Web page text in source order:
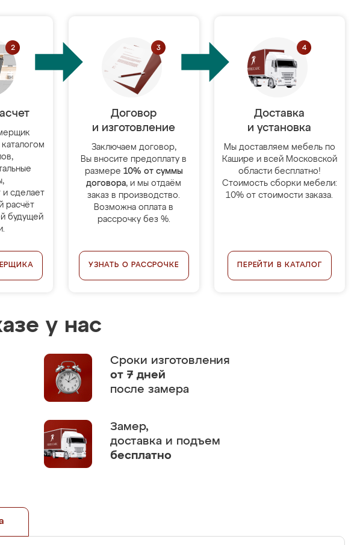
и сделает
расчёт
будущей
Договор
и изготовление
Заключаем договор,
Вы вносите предоплату в
размере 10% от суммы
договора, и мы отдаём
заказ в производство.
Возможна оплата в
рассрочку без %.
УЗНАТЬ О РАССРОЧКЕ
Доставка
и установка
Мы доставляем мебель по
Кашире и всей Московской
области бесплатно!
Стоимость сборки мебели:
10% от стоимости заказа.
ПЕРЕЙТИ В КАТАЛОГ
у нас
Сроки изготовления
от 7 дней
после замера
Замер,
доставка и подъем
бесплатно